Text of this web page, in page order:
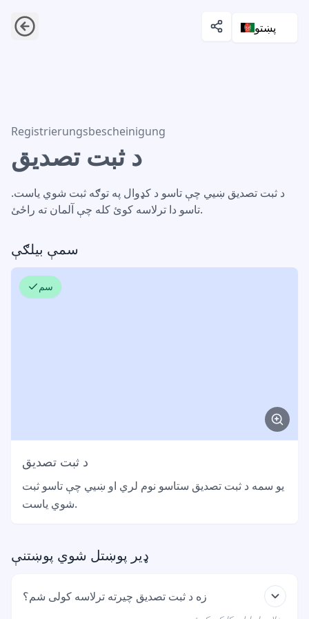
پښتو
د ثبت تصدیق
Registrierungsbescheinigung
د ثبت تصدیق
د ثبت تصدیق ښیي چې تاسو د کډوال په توګه ثبت شوي یاست.
تاسو دا ترلاسه کوئ کله چې آلمان ته راځئ.
سمې بیلګې
سم
د ثبت تصدیق
یو سمه د ثبت تصدیق ستاسو نوم لري او ښیي چې تاسو ثبت
شوي یاست.
ډیر پوښتل شوي پوښتنې
زه د ثبت تصدیق چیرته ترلاسه کولی شم؟